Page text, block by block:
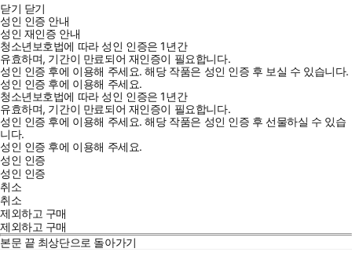
닫기 닫기
성인 인증 안내
성인 재인증 안내
청소년보호법에 따라 성인 인증은 1년간
유효하며, 기간이 만료되어 재인증이 필요합니다.
성인 인증 후에 이용해 주세요.해당 작품은 성인 인증 후 보실 수 있습니다.
성인 인증 후에 이용해 주세요.
청소년보호법에 따라 성인 인증은 1년간
유효하며, 기간이 만료되어 재인증이 필요합니다.
성인 인증 후에 이용해 주세요.해당 작품은 성인 인증 후 선물하실 수 있습
니다.
성인 인증 후에 이용해 주세요.
성인 인증
성인 인증
취소
취소
제외하고 구매
제외하고 구매
본문 끝 최상단으로 돌아가기